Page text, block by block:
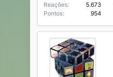
Reações
5.673
Pontos
954